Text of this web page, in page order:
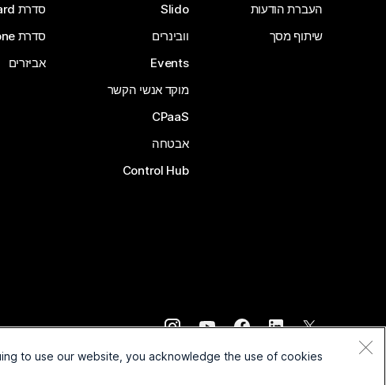
העברת הודעות
שיתוף מסך
Slido
וובינרים
Events
מוקד אנשי הקשר
CPaaS
אבטחה
Control Hub
סדרת Board
סדרת Phone
אביזרים
2026Cisco ו/או החברות המשויכות לה. כל הזכויות שמורות.
to use our website, you acknowledge the use of cookies.